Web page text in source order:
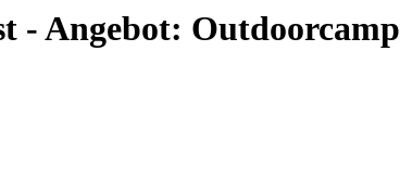
- Angebot: Outdoorcamp